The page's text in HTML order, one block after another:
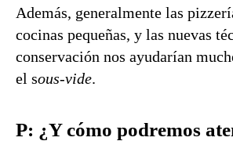
Además, generalmente las
cocinas pequeñas, y las nuevas
conservación nos ayudarían
el sous-vide.
P: ¿Y cómo podremos